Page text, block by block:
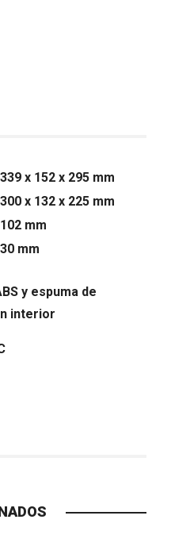
339 x 152 x 295 mm
300 x 132 x 225 mm
102 mm
30 mm
y espuma de
interior